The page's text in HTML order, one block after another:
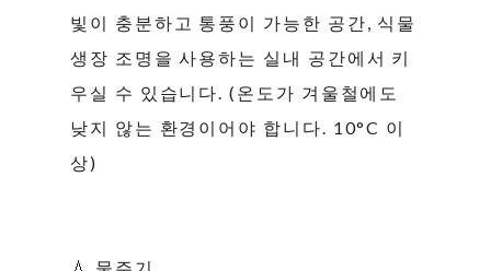
빛이 충분하고 통풍이 가능한 공간, 식물
생장 조명을 사용하는 실내 공간에서 키
우실 수 있습니다. (온도가 겨울철에도
낮지 않는 환경이어야 합니다. 10°C 이
상)